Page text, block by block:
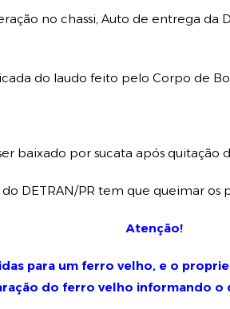
no chassi, Auto de entrega
do laudo feito pelo Corpo de
baixado por sucata após quitação
DETRAN/PR tem que queimar os
Atenção!
para um ferro velho, e o
do ferro velho informando o